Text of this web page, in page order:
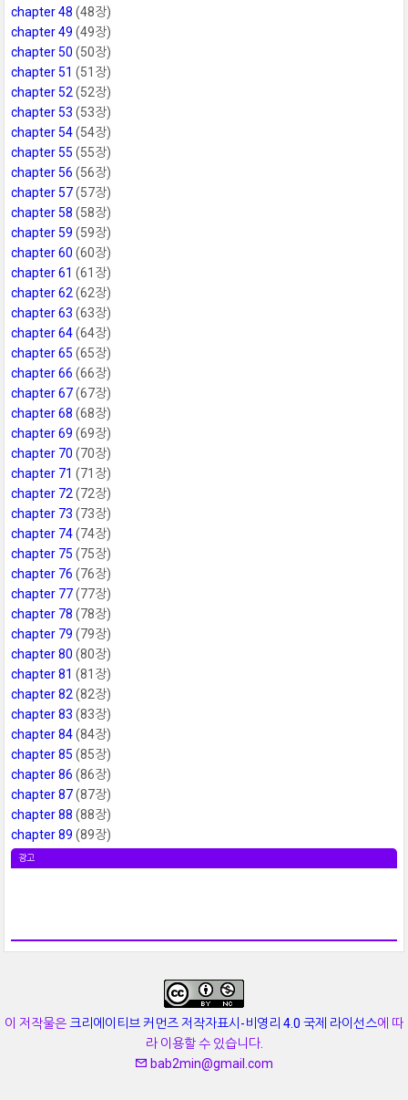
chapter 48 (48장)
chapter 49 (49장)
chapter 50 (50장)
chapter 51 (51장)
chapter 52 (52장)
chapter 53 (53장)
chapter 54(54장)
chapter 55 (55장)
chapter 56 (56장)
chapter 57(57장)
chapter 58 (58장)
chapter 59 (59장)
chapter 60 (60장)
chapter 61 (61장)
chapter 62 (62장)
chapter 63 (63장)
chapter 64(64장)
chapter 65 (65장)
chapter 66 (66장)
chapter 67(67장)
chapter 68 (68장)
chapter 69 (69장)
chapter 70 (70장)
chapter 71 (71장)
chapter 72 (72장)
chapter 73 (73장)
chapter 74(74장)
chapter 75 (75장)
chapter 76 (76장)
chapter 77(77장)
chapter 78 (78장)
chapter 79 (79장)
chapter 80 (80장)
chapter 81 (81장)
chapter 82 (82장)
chapter 83 (83장)
chapter 84(84장)
chapter 85 (85장)
chapter 86 (86장)
chapter 87(87장)
chapter 88 (88장)
chapter 89 (89장)
광고
이 저작물은크리에이티브 커먼즈 저작자표시-비영리 4.0 국제 라이선스에 따
라 이용할 수 있습니다.
bab2min@gmail.com